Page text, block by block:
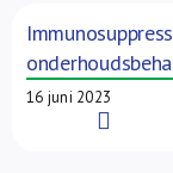
16 juni 2023